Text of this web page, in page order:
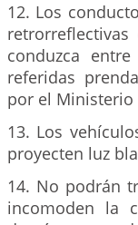
12. Los
conduzca
referidas
por el Ministerio
13. Los
proyecten luz
14. No podrán
incomoden la